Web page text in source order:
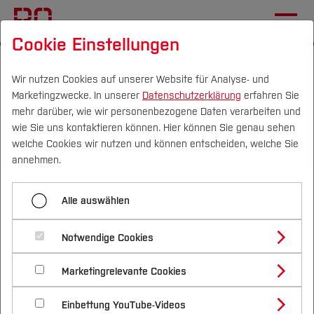
Campus Personen DE|EN Quicklinks
Studium
Studienangebote
Bachelorstudiengänge
Masterstudiengänge
Vor dem Studium
Bewerben & Einschreiben
Bewerbungsportal
Im Studium
Studienbüros und Prüfungen
Nach dem Studium
Forschung & Transfer
Profil
Forschungs- und Transferprofil
Schwerpunkte (FuT)
Beratung & Förderung
Nachhaltigkeit
Nachhaltigkeit studieren
International
Exchange Students
Welcome Days
Menü aufklappen
Kontakt
Welcome Days
Unterstützung des International Office
Welcome Days
The week before the semester starts, we
traditionally have our Welcome Days for new
exchange students.
Cookie Einstellungen
Wir nutzen Cookies auf unserer Website für Analyse- und
Marketingzwecke. In unserer Datenschutzerklärung erfahren Sie
mehr darüber, wie wir personenbezogene Daten verarbeiten und
wie Sie uns kontaktieren können. Hier können Sie genau sehen
welche Cookies wir nutzen und können entscheiden, welche Sie
annehmen.
Alle auswählen
Notwendige Cookies
Marketingrelevante Cookies
Einbettung YouTube-Videos